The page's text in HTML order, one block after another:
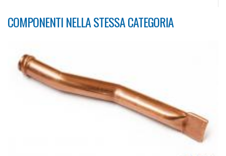
COMPONENTI NELLA STESSA CATEGORIA